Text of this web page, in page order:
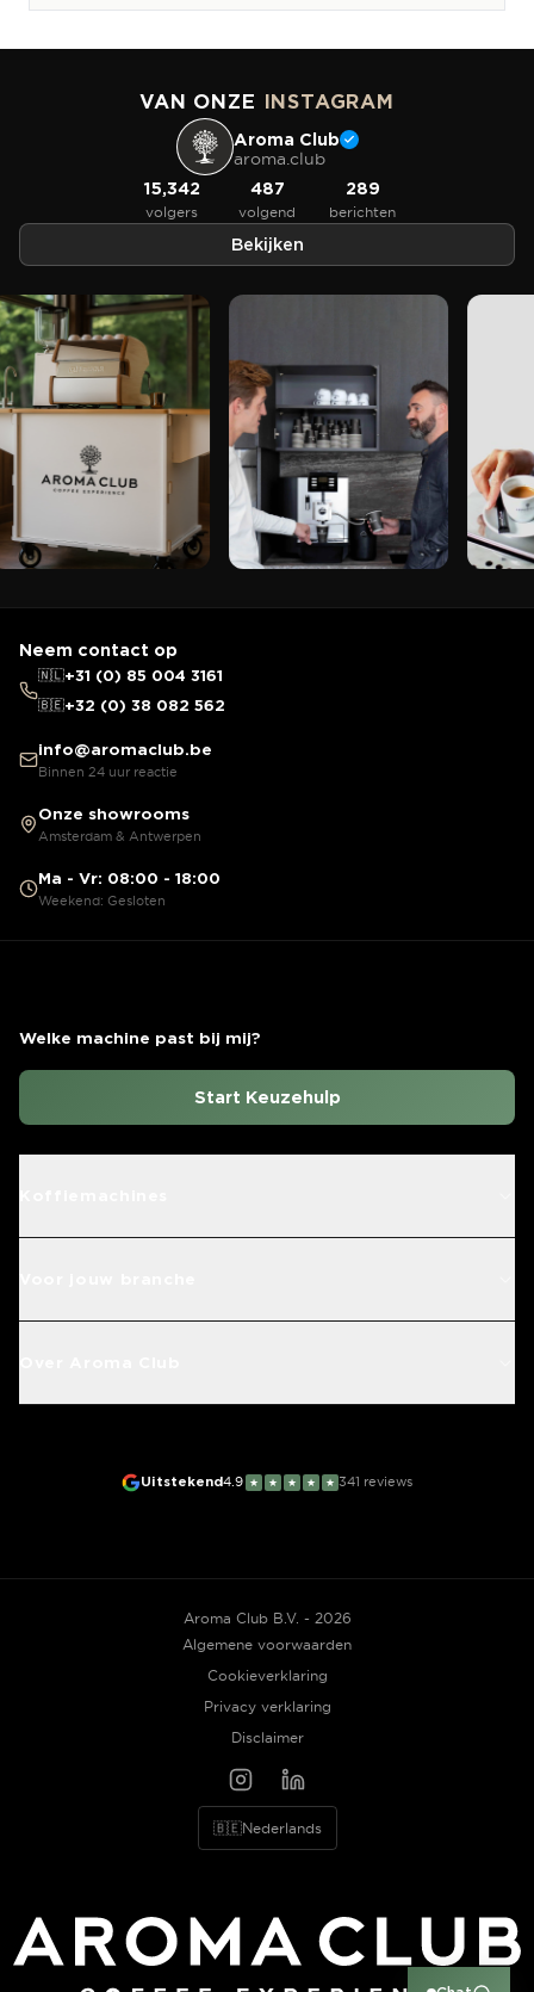
VAN ONZE INSTAGRAM
Aroma Club
aroma.club
15,342
volgers
487
volgend
289
berichten
Bekijken
Neem contact op
🇳🇱+31 (0) 85 004 3161
🇧🇪+32 (0) 38 082 562
info@aromaclub.be
Binnen 24 uur reactie
Onze showrooms
Amsterdam & Antwerpen
Ma - Vr: 08:00 - 18:00
Weekend: Gesloten
Welke machine past bij mij?
Start Keuzehulp
Uitstekend4.9 ★ ★ ★ ★ ★ 341 reviews
Aroma Club B.V. - 2026
Algemene voorwaarden
Cookieverklaring
Privacy verklaring
Disclaimer
🇧🇪Nederlands